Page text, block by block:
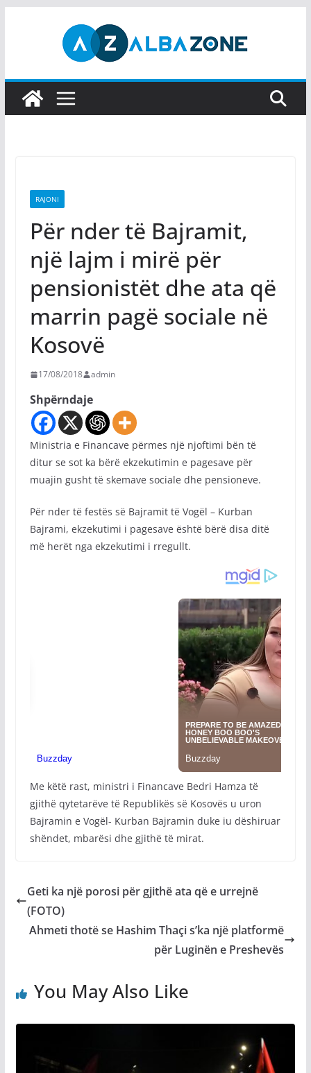
RAJONI
Për nder të Bajramit,
një lajm i mirë për
pensionistët dhe ata që
marrin pagë sociale në
Kosovë
17/08/2018 admin
Shpërndaje
Ministria e Financave përmes një njoftimi bën të
ditur se sot ka bërë ekzekutimin e pagesave për
muajin gusht të skemave sociale dhe pensioneve.
Për nder të festës së Bajramit të Vogël – Kurban
Bajrami, ekzekutimi i pagesave është bërë disa ditë
më herët nga ekzekutimi i rregullt.
Me këtë rast, ministri i Financave Bedri Hamza të
gjithë qytetarëve të Republikës së Kosovës u uron
Bajramin e Vogël- Kurban Bajramin duke iu dëshiruar
shëndet, mbarësi dhe gjithë të mirat.
Geti ka një porosi për gjithë ata që e urrejnë
(FOTO)
Ahmeti thotë se Hashim Thaçi s’ka një platformë
për Luginën e Preshevës
You May Also Like